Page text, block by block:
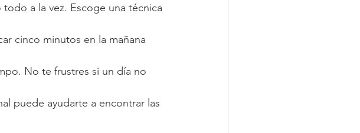
a la vez. Escoge una técnica
cinco minutos en la mañana
No te frustres si un día no
puede ayudarte a encontrar las